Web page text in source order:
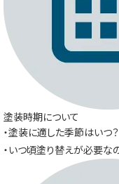
塗装時期について
・塗装に適した季節はいつ？
・いつ頃塗り替えが必要な